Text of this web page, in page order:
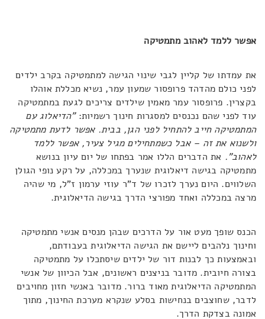
אפשר ללמד לאהוב מתמטיקה
את עמדתו של קליין לגבי שינוי הגישה למתמטיקה בקרב ילדים
לפני כולם מהדהד פרופסור שמעון עמר, נשיא מכללת אוהלו
בקצרין. פרופסור עמר מאמין שילדים צריכים לגעת במתמטיקה
עוד לפני שהם נכנסים למסגרות חינוך רשמיות:"הדיאלוג עם
המתמטיקה חייב להתחיל לפני הגן, בבית. אפשר לדעת מתמטיקה
ולשנוא את זה – אבל כשמתחילים מגיל צעיר, אפשר ללמד
לאהוב". את הדברים הללו אמר בפתחו של יום עיון בנושא
מתמטיקה בגישה דיאלוגית שנערך במכללה, על רקע נופי הגולן
השלווים. היום נערך לזכרו של ד"ר עוזי ערמון ז"ל, מי שהיה
מרצה במכללה ואחד מפורצי הדרך בגישה הדיאלוגית.
הכנס שופך מעט אור על הדרכים שבהן מנסים אנשי מתמטיקה
וחינוך נלהבים ליישם את הגישה הדיאלוגית בעבודתם,
ובאמצעות כך לבנות דור של ילדים שיסתכלו על מתמטיקה
בצורה חיובית. מדובר בניצנים ראשונים, אבל הכיוון של אנשי
המתמטיקה הדיאלוגית מאוד ברור. מדובר באנשי חזון מחויבים
לדבר, שחוצבים בנחישות בסלע שנקרא מערכת החינוך, מתוך
אמונה בצדקת הדרך.